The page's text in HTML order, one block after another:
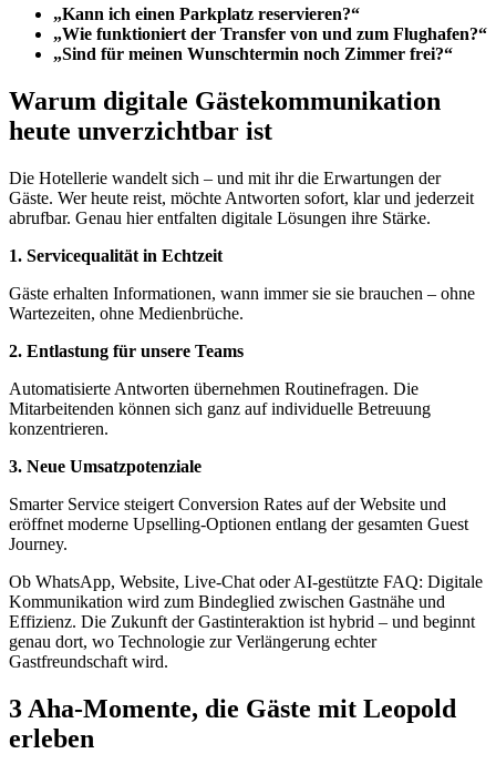
„Kann ich einen Parkplatz reservieren?“
„Wie funktioniert der Transfer von und zum Flughafen?“
„Sind für meinen Wunschtermin noch Zimmer frei?“
Warum digitale Gästekommunikation
heute unverzichtbar ist
Die Hotellerie wandelt sich – und mit ihr die Erwartungen der
Gäste. Wer heute reist, möchte Antworten sofort, klar und jederzeit
abrufbar. Genau hier entfalten digitale Lösungen ihre Stärke.
1. Servicequalität in Echtzeit
Gäste erhalten Informationen, wann immer sie sie brauchen – ohne
Wartezeiten, ohne Medienbrüche.
2. Entlastung für unsere Teams
Automatisierte Antworten übernehmen Routinefragen. Die
Mitarbeitenden können sich ganz auf individuelle Betreuung
konzentrieren.
3. Neue Umsatzpotenziale
Smarter Service steigert Conversion Rates auf der Website und
eröffnet moderne Upselling-Optionen entlang der gesamten Guest
Journey.
Ob WhatsApp, Website, Live-Chat oder AI-gestützte FAQ: Digitale
Kommunikation wird zum Bindeglied zwischen Gastnähe und
Effizienz. Die Zukunft der Gastinteraktion ist hybrid – und beginnt
genau dort, wo Technologie zur Verlängerung echter
Gastfreundschaft wird.
3 Aha-Momente, die Gäste mit Leopold
erleben